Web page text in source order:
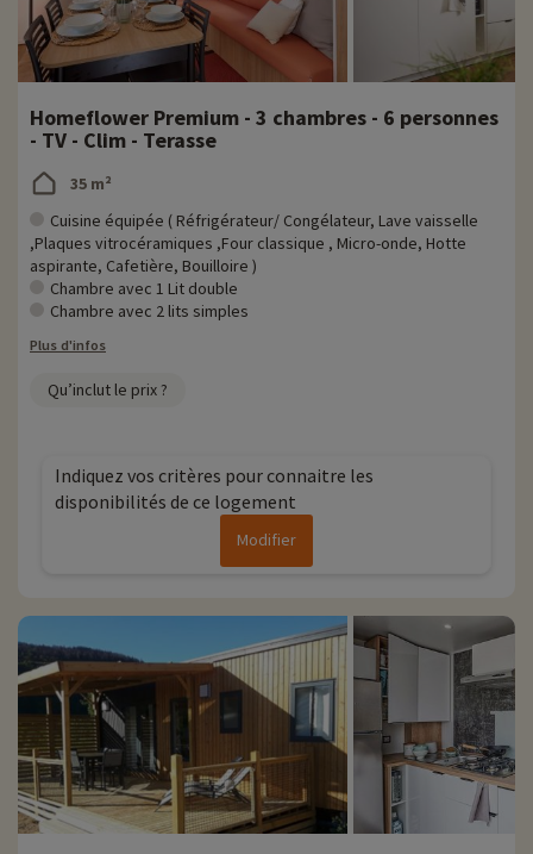
Homeflower Premium - 3 chambres - 6 personnes
- TV - Clim - Terasse
35 m²
Cuisine équipée ( Réfrigérateur/ Congélateur, Lave vaisselle
,Plaques vitrocéramiques ,Four classique , Micro-onde, Hotte
aspirante, Cafetière, Bouilloire )
Chambre avec 1 Lit double
Chambre avec 2 lits simples
Plus d'infos
Qu’inclut le prix ?
Indiquez vos critères pour connaitre les
disponibilités de ce logement
Modifier